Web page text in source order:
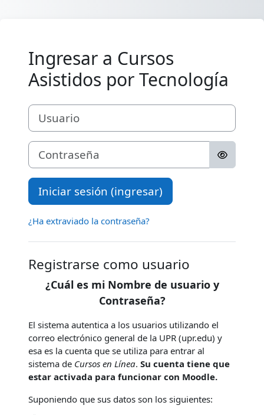
Ingresar a Cursos
Asistidos por Tecnología
Usuario
Contraseña
Iniciar sesión (ingresar)
¿Ha extraviado la contraseña?
Registrarse como usuario
¿Cuál es mi Nombre de usuario y
Contraseña?
El sistema autentica a los usuarios utilizando el
correo electrónico general de la UPR (upr.edu) y
esa es la cuenta que se utiliza para entrar al
sistema de Cursos en Línea. Su cuenta tiene que
estar activada para funcionar con Moodle.
Suponiendo que sus datos son los siguientes: